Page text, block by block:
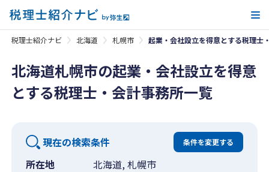
税理士紹介ナビ 北海道 札幌市 起業・会社設立を得意とする税理士
北海道札幌市の起業・会社設立を得意
とする税理士・会計事務所一覧
現在の検索条件 条件を変更する
所在地
北海道, 札幌市